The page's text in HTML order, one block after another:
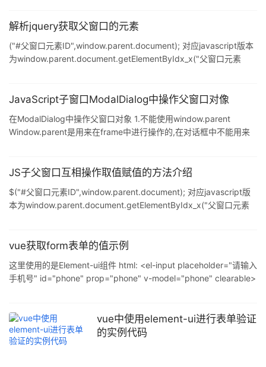
解析jquery获取父窗口的元素
("#父窗口元素ID",window.parent.document); 对应javascript版本
为window.parent.document.getElementByIdx_x("父窗口元素
window.parent.parent.document);类似的,取其它窗口的方法大同
JavaScript子窗口ModalDialog中操作父窗口对像
在ModalDialog中操作父窗口对象 1.不能使用window.parent
Window.parent是用来在frame中进行操作的,在对话框中不能用来
有文本框id为test1,在打开的对话框中点击按钮,将a.html的文本框值
子窗口中获取参数,将参数
JS子父窗口互相操作取值赋值的方法介绍
$("#父窗口元素ID",window.parent.document); 对应javascript版
本为window.parent.document.getElementByIdx_x("父窗口元素
window.parent.parent.document); 类似的,取其它窗口的方法大同
vue获取form表单的值示例
这里使用的是Element-ui组件 html: <el-input placeholder="请输入
手机号" id="phone" prop="phone" v-model="phone" clearable>
vue中使用element-ui进行表单验证
的实例代码